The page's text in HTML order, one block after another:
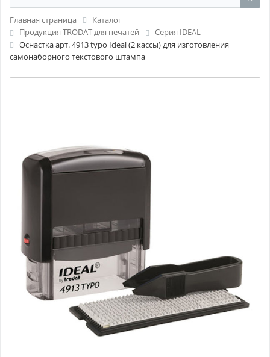
Главная страница
Каталог
Продукция TRODAT для печатей
Серия IDEAL
Оснастка арт. 4913 typo Ideal (2 кассы) для изготовления
самонаборного текстового штампа